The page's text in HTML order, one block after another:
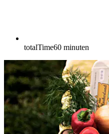
totalTime60 minuten